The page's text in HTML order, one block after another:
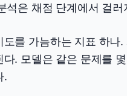
석은 채점 단계에서 걸
도를 가늠하는 지표 하나
다. 모델은 같은 문제를
.